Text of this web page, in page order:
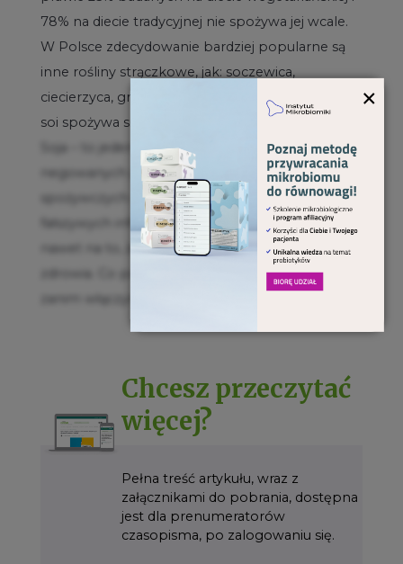
78% na diecie tradycyjnej nie spożywa jej wcale.
W Polsce zdecydowanie bardziej popularne są
inne rośliny strączkowe, jak: soczewica,
ciecierzyca, groszek, groch oraz fasola. Najwięcej
soi spożywa się w Azji.
Soja – to jeden z bardziej kontrowersyjnych i
negowanych przez konsumentów produktów
spożywczych. Świadczyć o tym może ilość
fałszywych informacji w Internecie, wskazujących
nawet na to, że soja jest niebezpieczna dla
zdrowia. Co powinniśmy wiedzieć na temat soi
zanim włączymy ją do diety naszych pacjentów?
Chcesz przeczytać
więcej?
Pełna treść artykułu, wraz z
załącznikami do pobrania, dostępna
jest dla prenumeratorów
czasopisma, po zalogowaniu się.
×